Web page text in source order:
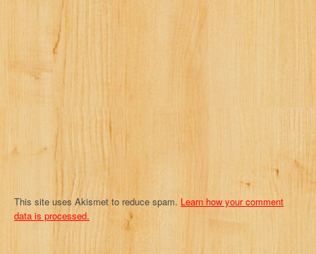
t
i
This site uses Akismet to reduce spam. Learn how your comment
data is processed.